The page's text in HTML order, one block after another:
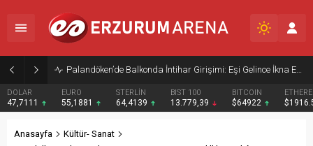
Palandöken’de Balkonda İntihar Girişimi: Eşi Gelince İkna Edildi
DOLAR
47,7111
EURO
55,1881
STERLİN
64,4139
BIST 100
13.779,39
BITCOIN
$64922
Anasayfa
Kültür- Sanat